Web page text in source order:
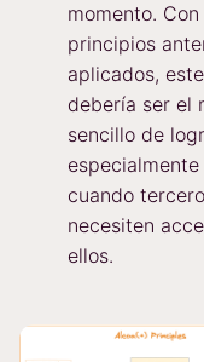
momento. Con
principios
aplicados, este
debería ser el
sencillo de
especialmente
cuando
necesiten
ellos.